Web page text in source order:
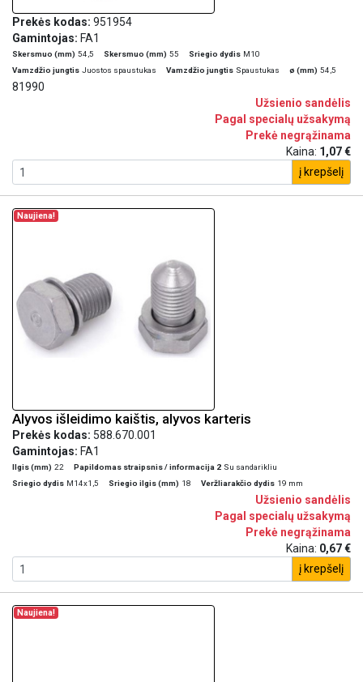
Prekės kodas: 951954
Gamintojas: FA1
Skersmuo (mm) 54,5 Skersmuo (mm) 55 Sriegio dydis M10
Vamzdžio jungtis Juostos spaustukas Vamzdžio jungtis Spaustukas ø (mm) 54,5
81990
Užsienio sandėlis
Pagal specialų užsakymą
Prekė negrąžinama
Kaina: 1,07 €
į krepšelį
Naujiena!
Alyvos išleidimo kaištis, alyvos karteris
Prekės kodas: 588.670.001
Gamintojas: FA1
Ilgis (mm) 22 Papildomas straipsnis / informacija 2 Su sandarikliu
Sriegio dydis M14x1,5 Sriegio ilgis (mm) 18 Veržliarakčio dydis 19 mm
Užsienio sandėlis
Pagal specialų užsakymą
Prekė negrąžinama
Kaina: 0,67 €
į krepšelį
Naujiena!